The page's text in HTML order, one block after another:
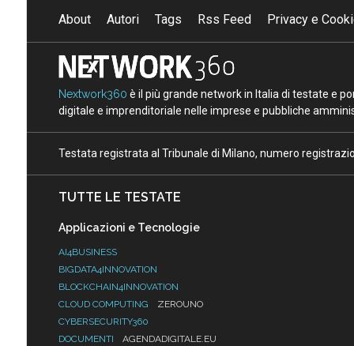
About Autori Tags Rss Feed Privacy e
Nextwork360 è il più grande network in Italia di testate e
digitale e imprenditoriale nelle imprese e pubbliche
Testata registrata al Tribunale di Milano, numero
TUTTE LE TESTATE
Applicazioni e Tecnologie
AI4BUSINESS
BIGDATA4INNOVATION
BLOCKCHAIN4INNOVATION
CLOUD COMPUTING
ZEROUNO
CYBERSECURITY360
DOCUMENTI
AGENDADIGITALE.EU